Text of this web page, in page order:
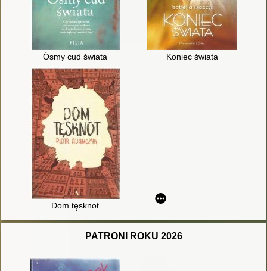
Ósmy cud świata Koniec świata
Dom tęsknot
PATRONI ROKU 2026